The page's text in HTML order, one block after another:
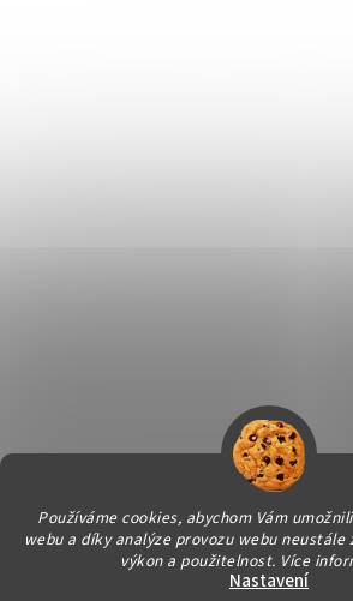
Používáme cookies, abychom Vám
webu a díky analýze provozu webu neustále
výkon a použitelnost. Více
Nastavení
Vytvořil Shoptet